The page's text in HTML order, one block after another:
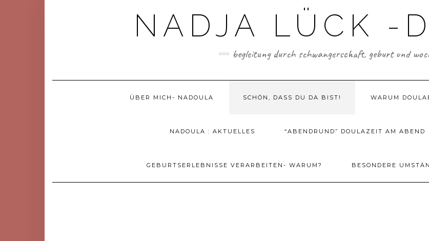
NADJA LÜCK -
begleitung durch schwangerschaft, geburt und
ÜBER MICH- NADOULA SCHÖN, DASS DU DA BIST! WARUM
NADOULA : AKTUELLES “ABENDRUND” DOULAZEIT AM ABEND
GEBURTSERLEBNISSE VERARBEITEN- WARUM? BESONDERE